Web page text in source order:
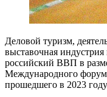
Деловой туризм,
выставочная
российский ВВП в
Международного
прошедшего в 2023